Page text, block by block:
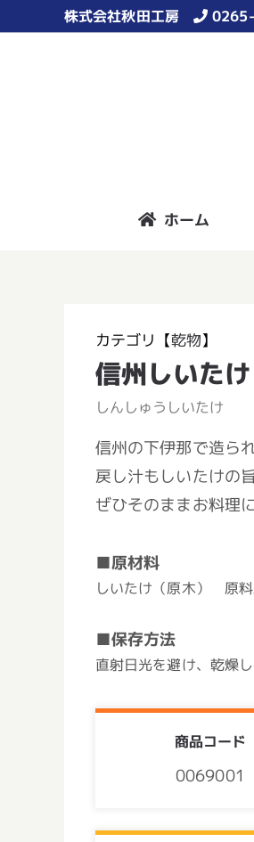
株式会社秋田工房
ホーム
カテゴリ【乾物】
信州しいた
しんしゅうしいたけ
信州の下伊那で造ら
戻し汁もしいたけの
ぜひそのままお料理
■原材料
しいたけ（原木） 原
■保存方法
直射日光を避け、乾燥
商品コード
0069001